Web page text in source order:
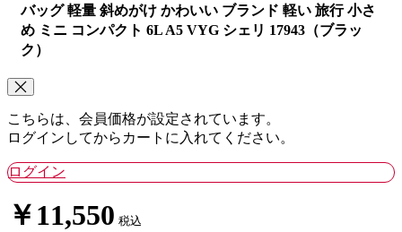
バッグ 軽量 斜めがけ かわいい ブランド 軽い 旅行 小さ
め ミニ コンパクト 6L A5 VYG シェリ 17943（ブラッ
ク）
こちらは、会員価格が設定されています。
ログインしてからカートに入れてください。
ログイン
￥11,550 税込